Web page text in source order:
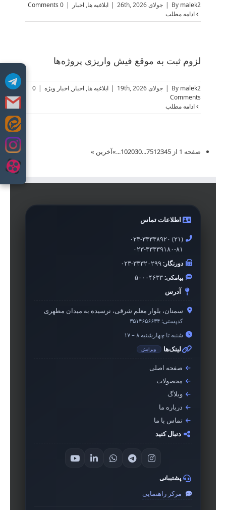
content
By malek2
| جولای 26th, 2026 | ابلاغیه ها, اخبار |
0 Comments
ادامه مطلب
لزوم ثبت به موقع فیش واریزی پروژه‌ها
By malek2
| جولای 19th, 2026 | ابلاغیه ها, اخبار, اخبار ویژه |
0
Comments
ادامه مطلب
صفحه 1 از 75 12345
...
102030
...
»آخرین »
اطلاعات تماس
۰۲۳-۳۳۳۳۸۹۲۰ (۲۱)
۰۲۳-۳۳۳۳۹۱۸۰-۸۱
دورنگار:۰۲۳-۳۳۳۲۰۲۹۹
پیامکی:۵۰۰۰۴۶۳۳
آدرس
سمنان، بلوار معلم شرقی، نرسیده به میدان مطهری
کدپستی: ۳۵۱۴۶۵۶۶۳۴
شنبه تا چهارشنبه ۸ – ۱۷
لینک‌ها ویرایش
صفحه اصلی
محصولات
وبلاگ
درباره ما
تماس با ما
دنبال کنید
پشتیبانی
مرکز راهنمایی